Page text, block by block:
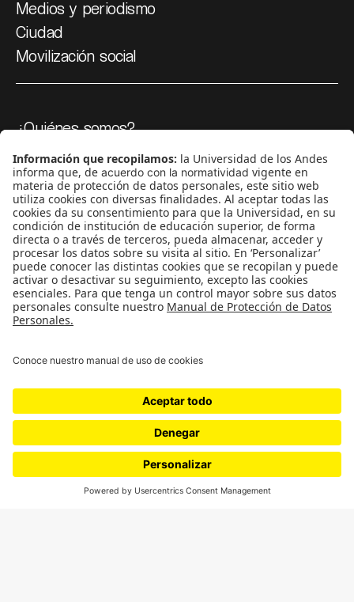
Medios y periodismo
Ciudad
Movilización social
¿Quiénes somos?
Podcasts
Ediciones especiales
Proyectos 070
SÍGUENOS
cerosetenta@uniandes.edu.co